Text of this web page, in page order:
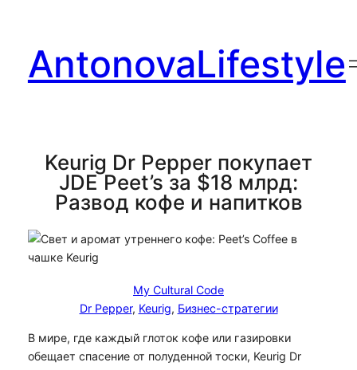
содержимому
AntonovaLifestyle
Keurig Dr Pepper покупает
JDE Peet’s за $18 млрд:
Развод кофе и напитков
My Cultural Code
Dr Pepper, Keurig, Бизнес-стратегии
В мире, где каждый глоток кофе или газировки
обещает спасение от полуденной тоски, Keurig Dr